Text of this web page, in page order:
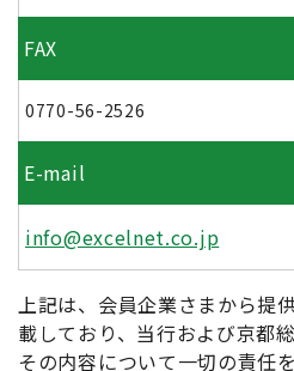
FAX
0770-56-2526
E-mail
info@excelnet.co.jp
上記は、会員企業さまから提
載しており、当行および京都
その内容について一切の責任